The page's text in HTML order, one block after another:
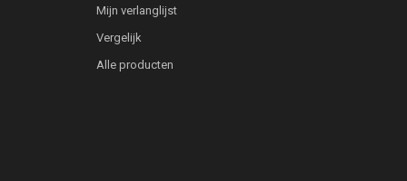
Mijn verlanglijst
Vergelijk
Alle producten